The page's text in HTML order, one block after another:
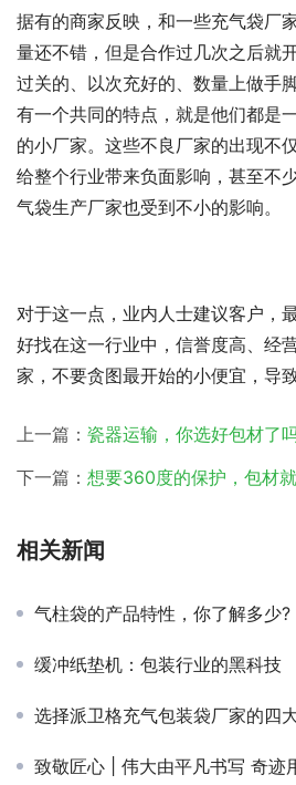
据有的商家反映，和一些充气袋厂
量还不错，但是合作过几次之后就
过关的、以次充好的、数量上做手
有一个共同的特点，就是他们都是
的小厂家。这些不良厂家的出现不
给整个行业带来负面影响，甚至不
气袋生产厂家也受到不小的影响。
对于这一点，业内人士建议客户，
好找在这一行业中，信誉度高、经
家，不要贪图最开始的小便宜，导
上一篇： 瓷器运输，你选好包材了
下一篇： 想要360度的保护，包材
相关新闻
气柱袋的产品特性，你了解多少?
缓冲纸垫机：包装行业的黑科技
选择派卫格充气包装袋厂家的四
致敬匠心 | 伟大由平凡书写 奇迹